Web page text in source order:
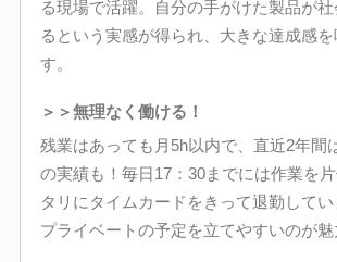
る現場で活躍。自分の手がけた製品が
るという実感が得られ、大きな達成感
す。
＞＞無理なく働ける！
残業はあっても月5h以内で、直近2年間
の実績も！毎日17：30までには作業を
タリにタイムカードをきって退勤して
プライベートの予定を立てやすいのが魅